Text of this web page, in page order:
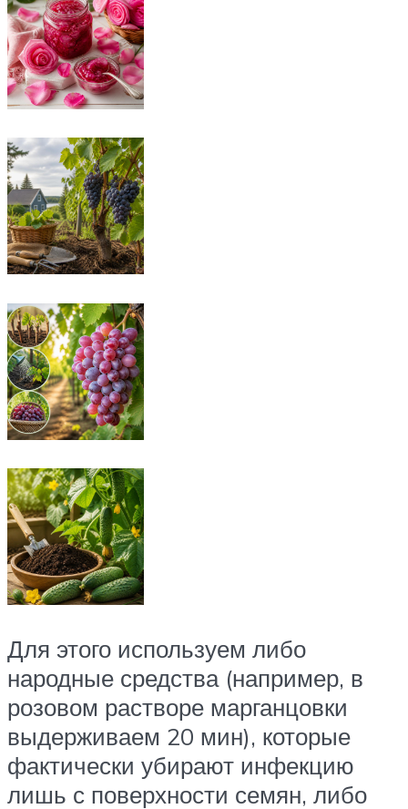
Для этого используем либо
народные средства (например, в
розовом растворе марганцовки
выдерживаем 20 мин), которые
фактически убирают инфекцию
лишь с поверхности семян, либо